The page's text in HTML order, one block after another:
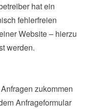
hat ein
fehlerfreien
Website – hierzu
werden.
zukommen
Anfrageformular